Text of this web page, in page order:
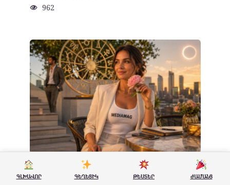
962
Աստղաբանները նշել են 2026
թվականի օգոստոսի գլխավոր
ԳԼԽԱՎՈՐ ԳԵՂԵՑԻԿ ԹԵՍՏԵՐ ԺԱՄԱՆՑ